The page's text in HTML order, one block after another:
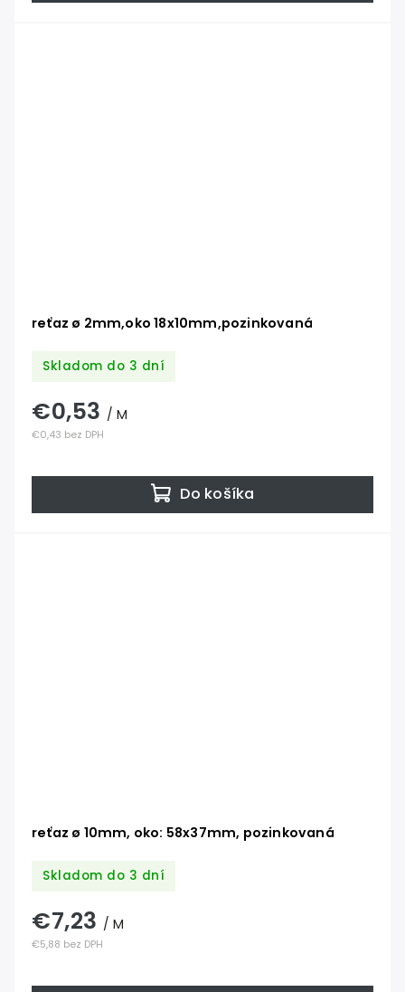
reťaz ø 2mm,oko 18x10mm,pozinkovaná
Skladom do 3 dní
€0,43 bez DPH
€0,53 / M
Do košíka
reťaz ø 10mm, oko: 58x37mm, pozinkovaná
Skladom do 3 dní
€5,88 bez DPH
€7,23 / M